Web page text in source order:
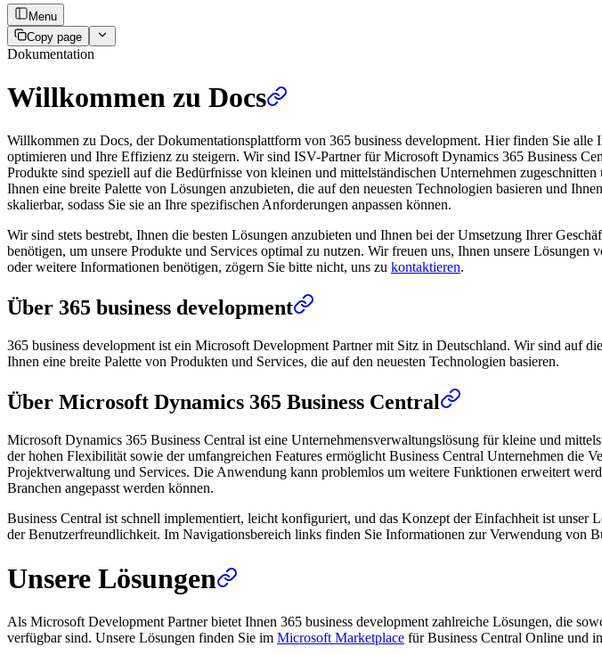
Menu
Copy page
Dokumentation
Willkommen zu Docs
Willkommen zu Docs, der Dokumentationsplattform von 365 business development. Hier finden Sie
optimieren und Ihre Effizienz zu steigern. Wir sind ISV-Partner für Microsoft Dynamics 365 Business
Produkte sind speziell auf die Bedürfnisse von kleinen und mittelständischen Unternehmen
Ihnen eine breite Palette von Lösungen anzubieten, die auf den neuesten Technologien basieren und
skalierbar, sodass Sie sie an Ihre spezifischen Anforderungen anpassen können.
Wir sind stets bestrebt, Ihnen die besten Lösungen anzubieten und Ihnen bei der Umsetzung Ihrer
benötigen, um unsere Produkte und Services optimal zu nutzen. Wir freuen uns, Ihnen unsere
oder weitere Informationen benötigen, zögern Sie bitte nicht, uns zu kontaktieren.
Über 365 business development
365 business development ist ein Microsoft Development Partner mit Sitz in Deutschland. Wir sind auf
Ihnen eine breite Palette von Produkten und Services, die auf den neuesten Technologien basieren.
Über Microsoft Dynamics 365 Business Central
Microsoft Dynamics 365 Business Central ist eine Unternehmensverwaltungslösung für kleine und
der hohen Flexibilität sowie der umfangreichen Features ermöglicht Business Central Unternehmen die
Projektverwaltung und Services. Die Anwendung kann problemlos um weitere Funktionen erweitert
Branchen angepasst werden können.
Business Central ist schnell implementiert, leicht konfiguriert, und das Konzept der Einfachheit ist
der Benutzerfreundlichkeit. Im Navigationsbereich links finden Sie Informationen zur Verwendung von
Unsere Lösungen
Als Microsoft Development Partner bietet Ihnen 365 business development zahlreiche Lösungen, die
verfügbar sind. Unsere Lösungen finden Sie im Microsoft Marketplace für Business Central Online und